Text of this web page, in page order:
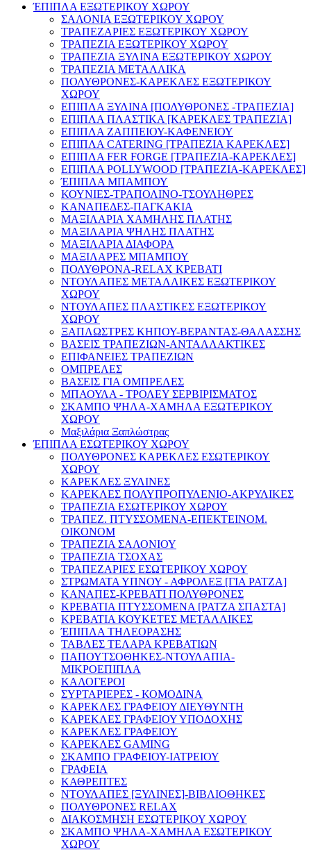
ΈΠΙΠΛΑ ΕΞΩΤΕΡΙΚΟΥ ΧΩΡΟΥ
ΣΑΛΟΝΙΑ ΕΞΩΤΕΡΙΚΟΥ ΧΩΡΟΥ
ΤΡΑΠΕΖΑΡΙΕΣ ΕΞΩΤΕΡΙΚΟΥ ΧΩΡΟΥ
ΤΡΑΠΕΖΙΑ ΕΞΩΤΕΡΙΚΟΥ ΧΩΡΟΥ
ΤΡΑΠΕΖΙΑ ΞΥΛΙΝΑ ΕΞΩΤΕΡΙΚΟΥ ΧΩΡΟΥ
ΤΡΑΠΕΖΙΑ ΜΕΤΑΛΛΙΚΑ
ΠΟΛΥΘΡΟΝΕΣ-ΚΑΡΕΚΛΕΣ ΕΞΩΤΕΡΙΚΟΥ
ΧΩΡΟΥ
ΕΠΙΠΛΑ ΞΥΛΙΝΑ [ΠΟΛΥΘΡΟΝΕΣ -ΤΡΑΠΕΖΙΑ]
ΕΠΙΠΛΑ ΠΛΑΣΤΙΚΑ [ΚΑΡΕΚΛΕΣ ΤΡΑΠΕΖΙΑ]
ΕΠΙΠΛΑ ΖΑΠΠΕΙΟΥ-ΚΑΦΕΝΕΙΟΥ
ΕΠΙΠΛΑ CATERING [ΤΡΑΠΕΖΙΑ ΚΑΡΕΚΛΕΣ]
ΕΠΙΠΛΑ FER FORGE [ΤΡΑΠΕΖΙΑ-ΚΑΡΕΚΛΕΣ]
ΕΠΙΠΛΑ POLLYWOOD [ΤΡΑΠΕΖΙΑ-ΚΑΡΕΚΛΕΣ]
ΈΠΙΠΛΑ ΜΠΑΜΠΟΥ
ΚΟΥΝΙΕΣ-TΡΑΠΟΛΙΝΟ-ΤΣΟΥΛΗΘΡΕΣ
ΚΑΝΑΠΕΔΕΣ-ΠΑΓΚΑΚΙΑ
ΜΑΞΙΛΑΡΙΑ ΧΑΜΗΛΗΣ ΠΛΑΤΗΣ
ΜΑΞΙΛΑΡΙΑ ΨΗΛΗΣ ΠΛΑΤΗΣ
ΜΑΞΙΛΑΡΙΑ ΔΙΑΦΟΡΑ
ΜΑΞΙΛΑΡΕΣ ΜΠΑΜΠΟΥ
ΠΟΛΥΘΡΟΝΑ-RELAX ΚΡΕΒΑΤΙ
ΝΤΟΥΛΑΠΕΣ ΜΕΤΑΛΛΙΚΕΣ ΕΞΩΤΕΡΙΚΟΥ
ΧΩΡΟΥ
ΝΤΟΥΛΑΠΕΣ ΠΛΑΣΤΙΚΕΣ ΕΞΩΤΕΡΙΚΟΥ
ΧΩΡΟΥ
ΞΑΠΛΩΣΤΡΕΣ ΚΗΠΟΥ-ΒΕΡΑΝΤΑΣ-ΘΑΛΑΣΣΗΣ
ΒΑΣΕΙΣ ΤΡΑΠΕΖΙΩΝ-ΑΝΤΑΛΛΑΚΤΙΚΕΣ
ΕΠΙΦΑΝΕΙΕΣ ΤΡΑΠΕΖΙΩΝ
ΟΜΠΡΕΛΕΣ
ΒΑΣΕΙΣ ΓΙΑ ΟΜΠΡΕΛΕΣ
ΜΠΑΟΥΛΑ - ΤΡΟΛΕΥ ΣΕΡΒΙΡΙΣΜΑΤΟΣ
ΣΚΑΜΠΟ ΨΗΛΑ-ΧΑΜΗΛΑ ΕΞΩΤΕΡΙΚΟΥ
ΧΩΡΟΥ
Μαξιλάρια Ξαπλώστρας
ΈΠΙΠΛΑ ΕΣΩΤΕΡΙΚΟΥ ΧΩΡΟΥ
ΠΟΛΥΘΡΟΝΕΣ ΚΑΡΕΚΛΕΣ ΕΣΩΤΕΡΙΚΟΥ
ΧΩΡΟΥ
ΚΑΡΕΚΛΕΣ ΞΥΛΙΝΕΣ
ΚΑΡΕΚΛΕΣ ΠΟΛΥΠΡΟΠΥΛΕΝΙΟ-ΑΚΡΥΛΙΚΕΣ
ΤΡΑΠΕΖΙΑ ΕΣΩΤΕΡΙΚΟΥ ΧΩΡΟΥ
ΤΡΑΠΕΖ. ΠΤΥΣΣΟΜΕΝΑ-ΕΠΕΚΤΕΙΝΟΜ.
ΟΙΚΟΝΟΜ
ΤΡΑΠΕΖΙΑ ΣΑΛΟΝΙΟΥ
ΤΡΑΠΕΖΙΑ ΤΣΟΧΑΣ
ΤΡΑΠΕΖΑΡΙΕΣ ΕΣΩΤΕΡΙΚΟΥ ΧΩΡΟΥ
ΣΤΡΩΜΑΤΑ ΥΠΝΟΥ - ΑΦΡΟΛΕΞ [ΓΙΑ ΡΑΤΖΑ]
ΚΑΝΑΠΕΣ-ΚΡΕΒΑΤΙ ΠΟΛΥΘΡΟΝΕΣ
ΚΡΕΒΑΤΙΑ ΠΤΥΣΣΟΜΕΝΑ [ΡΑΤΖΑ ΣΠΑΣΤΑ]
ΚΡΕΒΑΤΙΑ ΚΟΥΚΕΤΕΣ ΜΕΤΑΛΛΙΚΕΣ
ΈΠΙΠΛΑ ΤΗΛΕΟΡΑΣΗΣ
ΤΑΒΛΕΣ ΤΕΛΑΡΑ ΚΡΕΒΑΤΙΩΝ
ΠΑΠΟΥΤΣΟΘΗΚΕΣ-ΝΤΟΥΛΑΠΙΑ-
ΜΙΚΡΟΕΠΙΠΛΑ
ΚΑΛΟΓΕΡΟΙ
ΣΥΡΤΑΡΙΕΡΕΣ - ΚΟΜΟΔΙΝΑ
ΚΑΡΕΚΛΕΣ ΓΡΑΦΕΙΟΥ ΔΙΕΥΘΥΝΤΗ
ΚΑΡΕΚΛΕΣ ΓΡΑΦΕΙΟΥ ΥΠΟΔΟΧΗΣ
ΚΑΡΕΚΛΕΣ ΓΡΑΦΕΙΟΥ
ΚΑΡΕΚΛΕΣ GAMING
ΣΚΑΜΠΟ ΓΡΑΦΕΙΟΥ-ΙΑΤΡΕΙΟΥ
ΓΡΑΦΕΙΑ
ΚΑΘΡΕΠΤΕΣ
ΝΤΟΥΛΑΠΕΣ [ΞΥΛΙΝΕΣ]-ΒΙΒΛΙΟΘΗΚΕΣ
ΠΟΛΥΘΡΟΝΕΣ RELAX
ΔΙΑΚΟΣΜΗΣΗ ΕΣΩΤΕΡΙΚΟΥ ΧΩΡΟΥ
ΣΚΑΜΠΟ ΨΗΛΑ-ΧΑΜΗΛΑ ΕΣΩΤΕΡΙΚΟΥ
ΧΩΡΟΥ